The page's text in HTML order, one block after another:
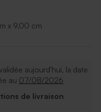
x 9,00 cm
aujourd'hui, la date
au 07/08/2026
de livraison